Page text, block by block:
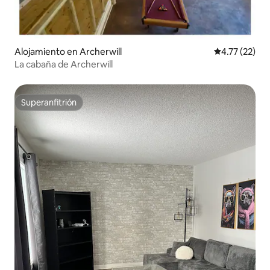
Alojamiento en Archerwill Calificación
4.77 (22)
La cabaña de Archerwill
Superanfitrión
Superanfitrión